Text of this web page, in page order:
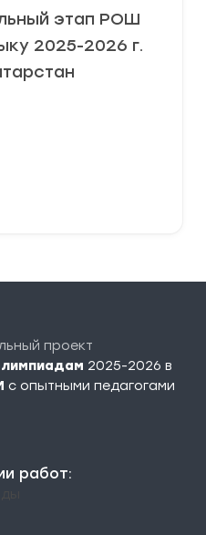
этап РОШ
2025-2026 г.
проект
2025-2026 в
c опытными педагогами
работ: